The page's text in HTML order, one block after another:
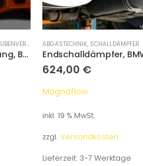
Motorhaubenverlängerung, BMW 5er E39
ABGASTECHNIK, SCHALLDÄMPFER
624,00 €
Magnaflow
inkl. 19 % MwSt.
zzgl. Versandkosten
Lieferzeit: 3-7 Werktage